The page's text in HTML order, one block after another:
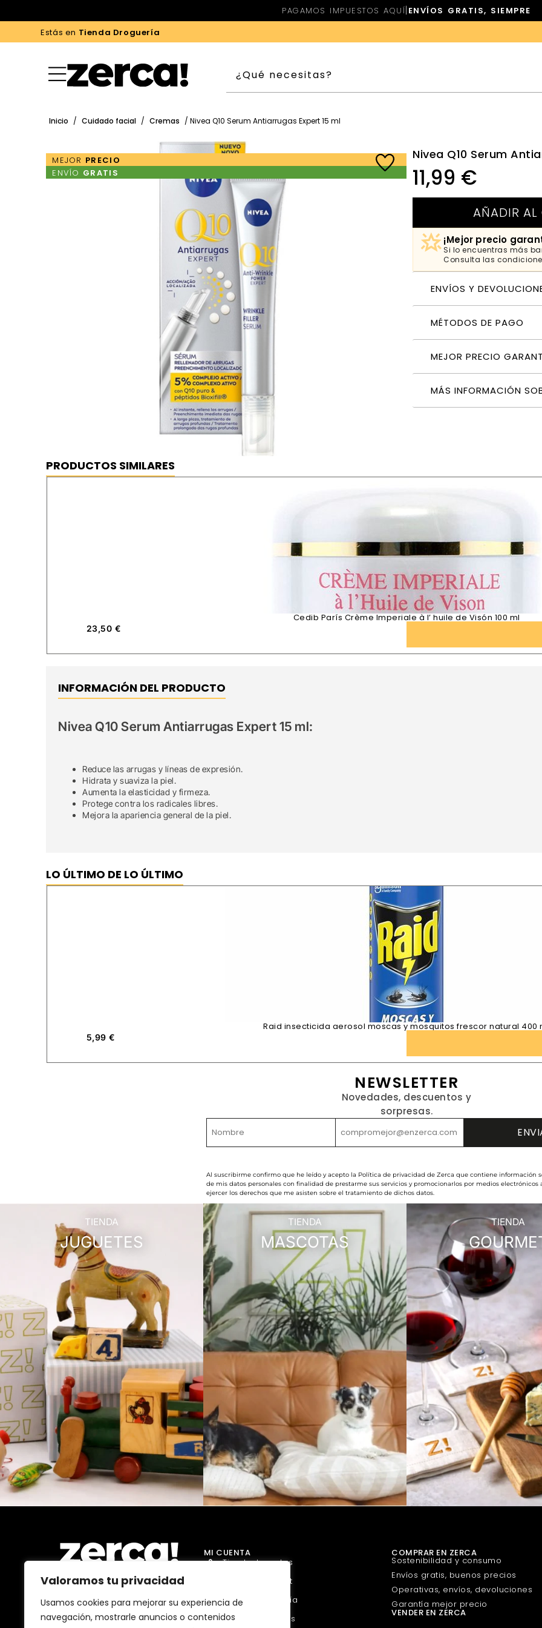
Valoramos tu privacidad
Usamos cookies para mejorar su experiencia de
navegación, mostrarle anuncios o contenidos
PAGAMOS IMPUESTOS AQUÍ| ENVÍOS GRATIS, SIEMPRE
Estás en Tienda Droguería
Inicio / Cuidado facial / Cremas / Nivea Q10 Serum Antiarrugas Expert 15 ml
MEJOR PRECIO
ENVÍO GRATIS
Nivea Q10 Serum
11,99 €
AÑADIR AL
¡Mejor precio
Si lo encuentras más
Consulta las
ENVÍOS Y
MÉTODOS DE PAGO
MEJOR PRECIO
MÁS INFORMACIÓN
Nivea Q10 Serum Antiarrugas Expert 15 ml
⦿ MEJOR PRECIO GARANTIZADO ⦿ ENVÍO GRATIS
PRODUCTOS SIMILARES
Cedib París Crème Imperiale à l’ huile de Visón 100 ml
23,50 €
INFORMACIÓN DEL PRODUCTO
Nivea Q10 Serum Antiarrugas Expert 15 ml:
Reduce las arrugas y líneas de expresión.
Hidrata y suaviza la piel.
Aumenta la elasticidad y firmeza.
Protege contra los radicales libres.
Mejora la apariencia general de la piel.
LO ÚLTIMO DE LO ÚLTIMO
Raid insecticida aerosol moscas y mosquitos frescor natural 400
5,99€
NEWSLETTER
Novedades, descuentos y
sorpresas.
Al suscribirme confirmo que he leído y acepto la Política de privacidad de Zerca que contiene información
de mis datos personales con finalidad de prestarme sus servicios y promocionarlos por medios electrónicos
ejercer los derechos que me asisten sobre el tratamiento de dichos datos.
TIENDA
JUGUETES
TIENDA
MASCOTAS
TIENDA
Comercios, productores y
distribuidores locales. Pagan
impuestos aquí, y dinamizan
MI CUENTA
Tienda Juguetes
Tienda Gourmet
Tienda Droguería
Tienda Mascotas
COMPRAR EN ZERCA
Sostenibilidad y consumo
Envíos gratis, buenos precios
Operativas, envíos, devoluciones
Garantía mejor precio
VENDER EN ZERCA